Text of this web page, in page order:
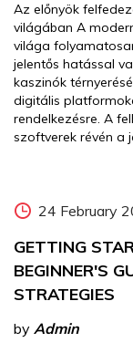
Az előnyök
világában A
világa
jelentős hatással
kaszinók
digitális
rendelkezésre. A
szoftverek révén a
24 February
GETTING
BEGINNER'S
STRATEGIES
by Admin